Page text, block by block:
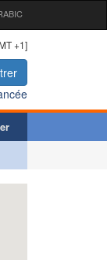
+1]